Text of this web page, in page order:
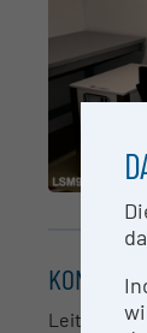
KONTAKT
Leitung